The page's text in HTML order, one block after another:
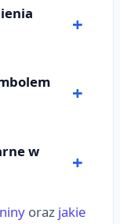
w
oraz jakie